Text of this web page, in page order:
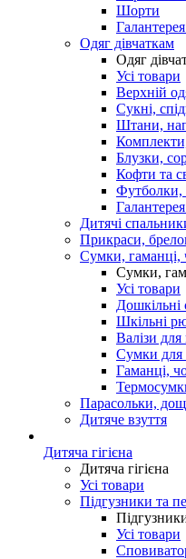
Шорти
Одяг дівчаткам
Одяг
Усі товари
Верхній
Сукні,
Штани,
Блузки,
Кофти та
Футболки,
Дитячі
Прикраси,
Сумки, гаманці,
Сумки,
Усі товари
Дошкільні
Шкільні
Валізи
Сумки для
Гаманці,
Парасольки,
Дитяче взуття
Дитяча гігієна
Дитяча гігієна
Усі товари
Підгузники та
Усі товари